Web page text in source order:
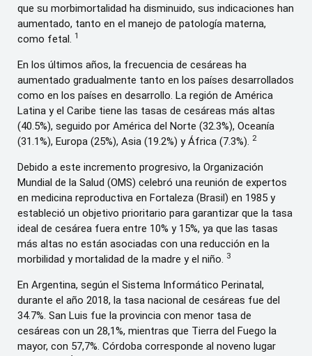
que su morbimortalidad ha disminuido, sus indicaciones han
aumentado, tanto en el manejo de patología materna,
como fetal. 1
En los últimos años, la frecuencia de cesáreas ha
aumentado gradualmente tanto en los países desarrollados
como en los países en desarrollo. La región de América
Latina y el Caribe tiene las tasas de cesáreas más altas
(40.5%), seguido por América del Norte (32.3%), Oceanía
(31.1%), Europa (25%), Asia (19.2%) y África (7.3%). 2
Debido a este incremento progresivo, la Organización
Mundial de la Salud (OMS) celebró una reunión de expertos
en medicina reproductiva en Fortaleza (Brasil) en 1985 y
estableció un objetivo prioritario para garantizar que la tasa
ideal de cesárea fuera entre 10% y 15%, ya que las tasas
más altas no están asociadas con una reducción en la
morbilidad y mortalidad de la madre y el niño. 3
En Argentina, según el Sistema Informático Perinatal,
durante el año 2018, la tasa nacional de cesáreas fue del
34.7%. San Luis fue la provincia con menor tasa de
cesáreas con un 28,1%, mientras que Tierra del Fuego la
mayor, con 57,7%. Córdoba corresponde al noveno lugar